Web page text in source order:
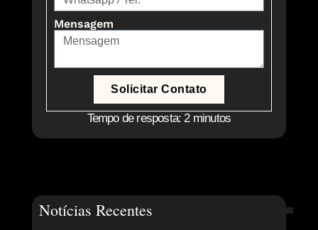
Mensagem
Solicitar Contato
Tempo de resposta: 2 minutos
Notícias Recentes